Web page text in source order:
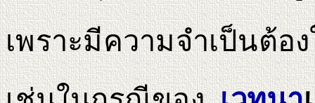
เพราะมีความจำเป็นต้อ